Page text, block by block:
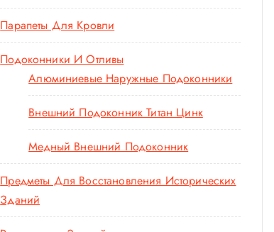
Парапеты Для Кровли
Подоконники И Отливы
Алюминиевые Наружные Подоконники
Внешний Подоконник Титан Цинк
Медный Внешний Подоконник
Предметы Для Восстановления Исторических
Зданий